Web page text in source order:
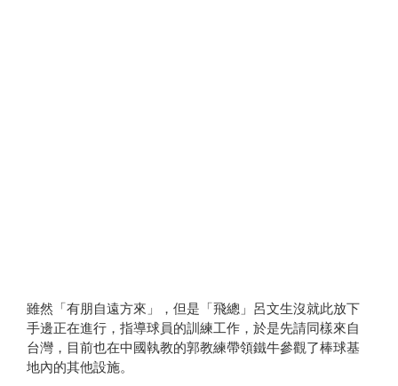
雖然「有朋自遠方來」，但是「飛總」呂文生沒就此放下
手邊正在進行，指導球員的訓練工作，於是先請同樣來自
台灣，目前也在中國執教的郭教練帶領鐵牛參觀了棒球基
地內的其他設施。